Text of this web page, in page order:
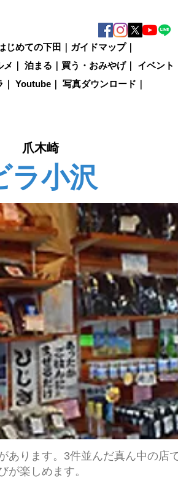
じめての下田 ｜ ガイドマップ｜
メ ｜ 泊まる ｜ 買う・おみやげ｜ イベント
｜ Youtube ｜ 写真ダウンロード ｜
爪木崎
ラ小沢
あります。3件並んだ真ん中の店
が楽しめます。